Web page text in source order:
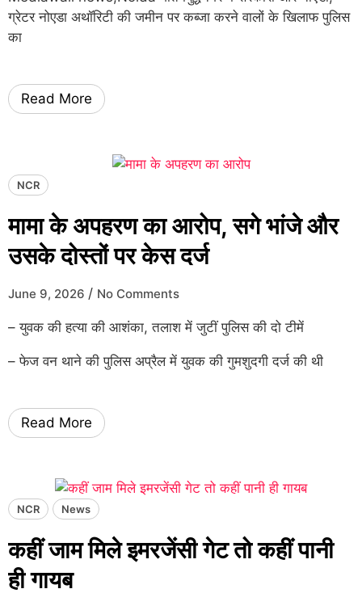
ग्रेटर नोएडा अथॉरिटी की जमीन पर कब्जा करने वालों के खिलाफ पुलिस
का
Read More
NCR
मामा के अपहरण का आरोप, सगे भांजे और
उसके दोस्तों पर केस दर्ज
June 9, 2026 / No Comments
– युवक की हत्या की आशंका, तलाश में जुटीं पुलिस की दो टीमें
– फेज वन थाने की पुलिस अप्रैल में युवक की गुमशुदगी दर्ज की थी
Read More
NCR News
कहीं जाम मिले इमरजेंसी गेट तो कहीं पानी
ही गायब